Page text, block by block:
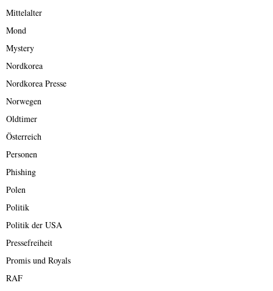
Mittelalter
Mond
Mystery
Nordkorea
Nordkorea Presse
Norwegen
Oldtimer
Österreich
Personen
Phishing
Polen
Politik
Politik der USA
Pressefreiheit
Promis und Royals
RAF